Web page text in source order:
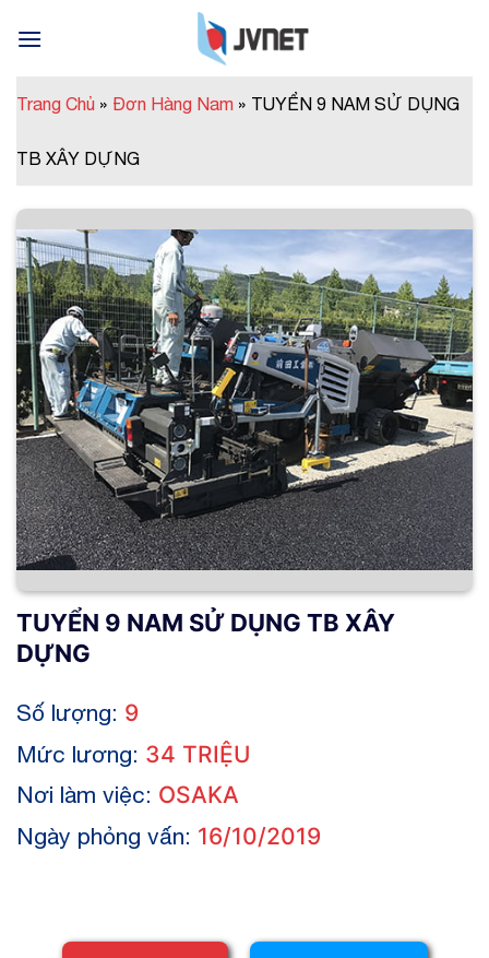
Trang Chủ » Đơn Hàng Nam » TUYỂN 9 NAM SỬ DỤNG
TB XÂY DỰNG
TUYỂN 9 NAM SỬ DỤNG TB XÂY
DỰNG
Số lượng: 9
Mức lương: 34 TRIỆU
Nơi làm việc: OSAKA
Ngày phỏng vấn: 16/10/2019